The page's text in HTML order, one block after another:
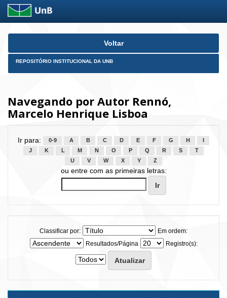
Skip
Voltar
REPOSITÓRIO INSTITUCIONAL DA UNB
Navegando por Autor Rennó,
Marcelo Henrique Lisboa
Ir para: 0-9 A B C D E F G H
J
K L M N O P Q R S
T
U
V W X Y Z
ou entre com as primeiras letras:
Classificar por:
Em ordem:
Resultados/Página
Registro(s):